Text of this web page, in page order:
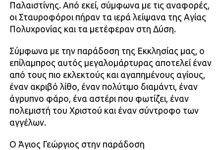
Παλαιστίνης. Από εκεί, σύμφωνα με τις αναφορές,
οι Σταυροφόροι πήραν τα ιερά λείψανα της Αγίας
Πολυχρονίας και τα μετέφεραν στη Δύση.
Σύμφωνα με την παράδοση της Εκκλησίας μας, ο
επίλαμπρος αυτός μεγαλομάρτυρας αποτελεί έναν
από τους πιο εκλεκτούς και αγαπημένους αγίους,
έναν ακριβό λίθο, έναν πολύτιμο διαμάντι, έναν
άγρυπνο φάρο, ένα αστέρι που φωτίζει, έναν
πολεμιστή του Χριστού και έναν σύντροφο των
αγγέλων.
Ο Άγιος Γεώργιος στην παράδοση